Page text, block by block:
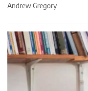
Andrew Gregory